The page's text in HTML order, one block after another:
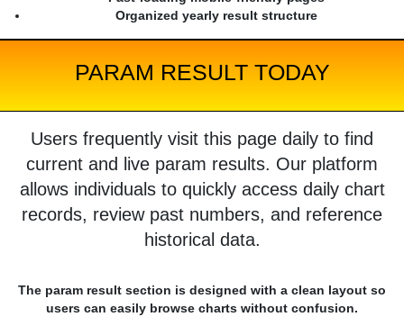
Organized yearly result structure
PARAM RESULT TODAY
Users frequently visit this page daily to find
current and live param results. Our platform
allows individuals to quickly access daily chart
records, review past numbers, and reference
historical data.
The param result section is designed with a clean layout so
users can easily browse charts without confusion.